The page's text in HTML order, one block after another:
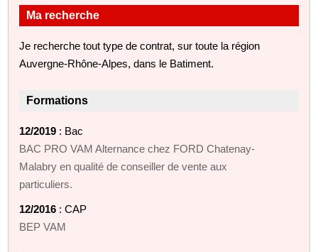
Ma recherche
Je recherche tout type de contrat, sur toute la région
Auvergne-Rhône-Alpes, dans le Batiment.
Formations
12/2019 : Bac
BAC PRO VAM Alternance chez FORD Chatenay-
Malabry en qualité de conseiller de vente aux
particuliers.
12/2016 : CAP
BEP VAM